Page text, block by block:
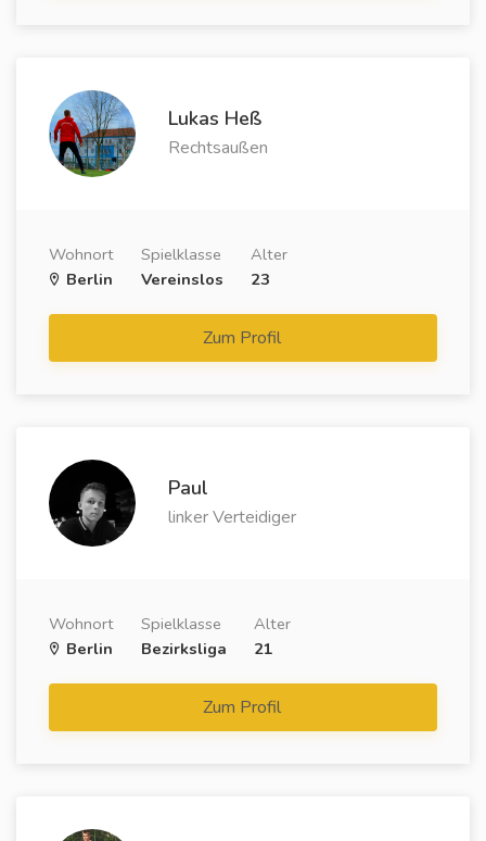
Lukas Heß
Rechtsaußen
Wohnort
Berlin
Spielklasse
Vereinslos
Alter
23
Zum Profil
Paul
linker Verteidiger
Wohnort
Berlin
Spielklasse
Bezirksliga
Alter
21
Zum Profil